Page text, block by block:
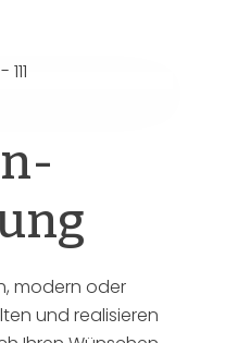
modern oder
und realisieren